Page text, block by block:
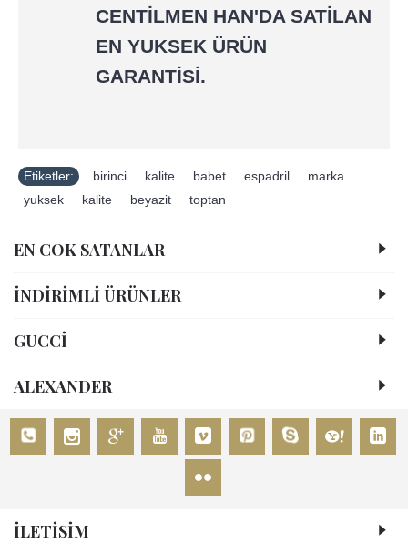
CENTİLMEN HAN'DA SATİLAN
EN YUKSEK ÜRÜN
GARANTİSİ.
Etiketler: birinci kalite babet espadril marka
yuksek
kalite beyazit toptan
EN COK SATANLAR
İNDİRİMLİ ÜRÜNLER
GUCCİ
ALEXANDER
İLETİSİM